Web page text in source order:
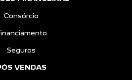
Consórcio
Seguros
VENDAS